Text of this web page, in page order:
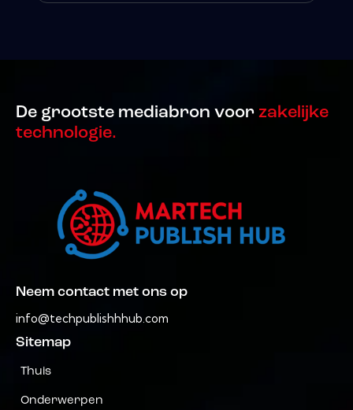
De grootste mediabron voor zakelijke
technologie.
Neem contact met ons op
info@techpublishhhub.com
Sitemap
Thuis
Onderwerpen